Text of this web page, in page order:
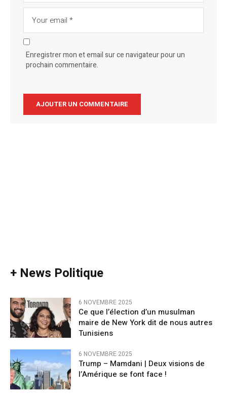
Enregistrer mon et email sur ce navigateur pour un
prochain commentaire.
+ News Politique
6 NOVEMBRE 2025
Ce que l’élection d’un musulman
maire de New York dit de nous autres
Tunisiens
6 NOVEMBRE 2025
Trump – Mamdani | Deux visions de
l’Amérique se font face !